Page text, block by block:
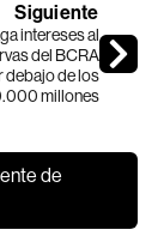
Siguiente
intereses al
del BCRA
debajo de los
millones
de